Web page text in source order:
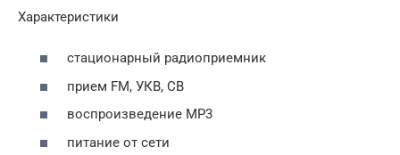
Характеристики
стационарный радиоприемник
прием FM, УКВ, СВ
воспроизведение MP3
питание от сети